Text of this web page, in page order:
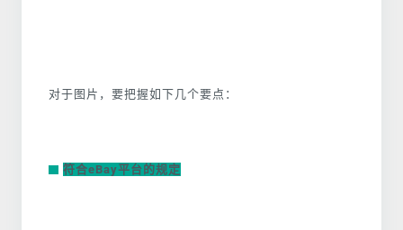
对于图片，要把握如下几个要点：
符合eBay平台的规定